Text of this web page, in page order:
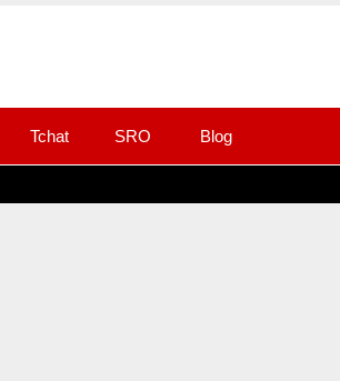
Tchat SRO Blog